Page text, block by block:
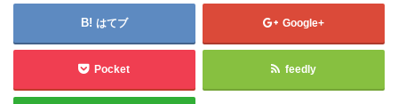
はてブ Google+
Pocket feedly